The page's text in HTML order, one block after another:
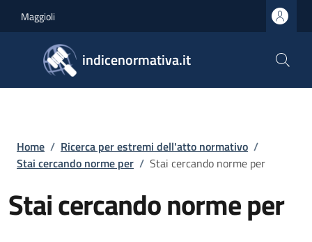
Maggioli
indicenormativa.it
Briciole di pane
Home / Ricerca per estremi dell'atto normativo /
Stai cercando norme per / Stai cercando norme per
Stai cercando norme per